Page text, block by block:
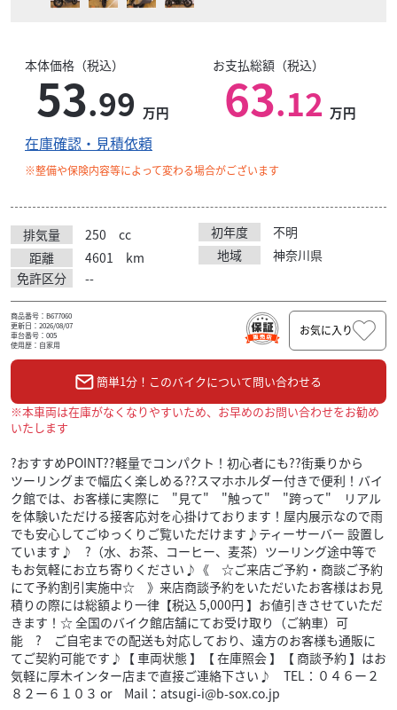
本体価格（税込）
53.99 万円
お支払総額（税込）
63.12 万円
在庫確認・見積依頼
※整備や保険内容等によって変わる場合がございます
排気量 250 cc 初年度
不明
距離
4601 km 地域
神奈川県
免許区分
--
商品番号：B677060
更新日：2026/08/07
車台番号：005
使用歴：自家用
お気に入り
簡単1分！このバイクについて問い合わせる
※本車両は在庫がなくなりやすいため、お早めのお問い合わせをお勧め
いたします
?おすすめPOINT??軽量でコンパクト！初心者にも??街乗りから
ツーリングまで幅広く楽しめる??スマホホルダー付きで便利！バイ
ク館では、お客様に実際に "見て" "触って" "跨って" リアル
を体験いただける接客応対を心掛けております！屋内展示なので雨
でも安心してごゆっくりご覧いただけます♪ティーサーバー 設置し
ています♪ ?（水、お茶、コーヒー、麦茶）ツーリング途中等で
もお気軽にお立ち寄りください♪《 ☆ご来店ご予約・商談ご予約
にて予約割引実施中☆ 》来店商談予約をいただいたお客様はお見
積りの際には総額より一律【税込 5,000円 】お値引きさせていただ
きます！☆ 全国のバイク館店舗にてお受け取り（ご納車）可
能 ? ご自宅までの配送も対応しており、遠方のお客様も通販に
てご契約可能です♪【 車両状態 】【 在庫照会 】【 商談予約 】はお
気軽に厚木インター店まで直接ご連絡下さい♪ TEL：０４６ー２
８２ー６１０３ or Mail：atsugi-i@b-sox.co.jp